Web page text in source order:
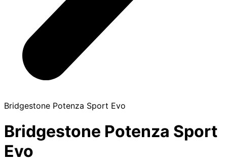
Bridgestone Potenza Sport Evo
Bridgestone Potenza Sport
Evo